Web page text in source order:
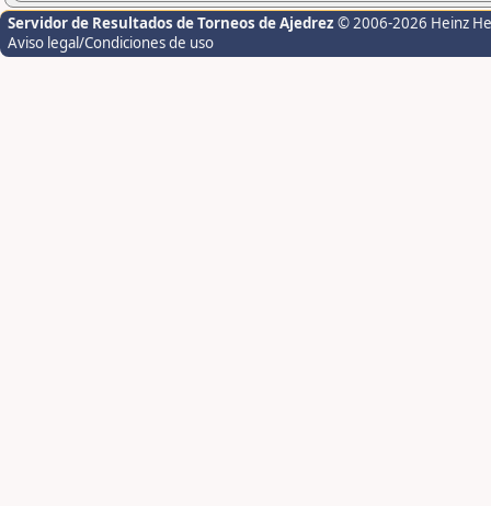
Servidor de Resultados de Torneos de Ajedrez © 2006-2026 Heinz
Aviso legal/Condiciones de uso